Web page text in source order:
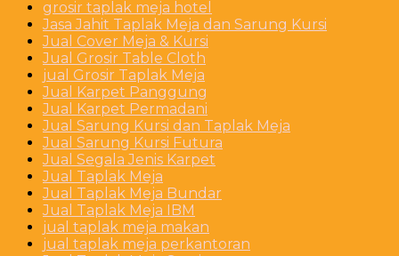
grosir taplak meja hotel
Jasa Jahit Taplak Meja dan Sarung Kursi
Jual Cover Meja & Kursi
Jual Grosir Table Cloth
jual Grosir Taplak Meja
Jual Karpet Panggung
Jual Karpet Permadani
Jual Sarung Kursi dan Taplak Meja
Jual Sarung Kursi Futura
Jual Segala Jenis Karpet
Jual Taplak Meja
Jual Taplak Meja Bundar
Jual Taplak Meja IBM
jual taplak meja makan
jual taplak meja perkantoran